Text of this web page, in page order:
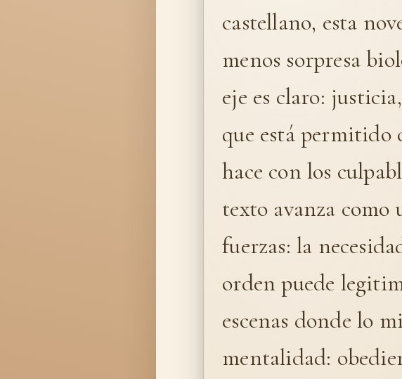
castellano, esta
menos sorpresa
eje es claro:
que está permitido
hace con los
texto avanza
fuerzas: la
orden puede
escenas donde lo
mentalidad: